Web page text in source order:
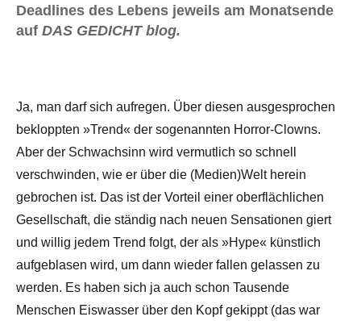
Deadlines des Lebens jeweils am Monatsende
auf DAS GEDICHT blog.
Ja, man darf sich aufregen. Über diesen ausgesprochen
bekloppten »Trend« der sogenannten Horror-Clowns.
Aber der Schwachsinn wird vermutlich so schnell
verschwinden, wie er über die (Medien)Welt herein
gebrochen ist. Das ist der Vorteil einer oberflächlichen
Gesellschaft, die ständig nach neuen Sensationen giert
und willig jedem Trend folgt, der als »Hype« künstlich
aufgeblasen wird, um dann wieder fallen gelassen zu
werden. Es haben sich ja auch schon Tausende
Menschen Eiswasser über den Kopf gekippt (das war